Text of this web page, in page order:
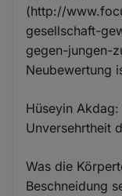
(http://
gesellschaft-
gegen-jungen-
Neubewertung
Hüseyin
Unversehrtheit
Was die
Beschneidung